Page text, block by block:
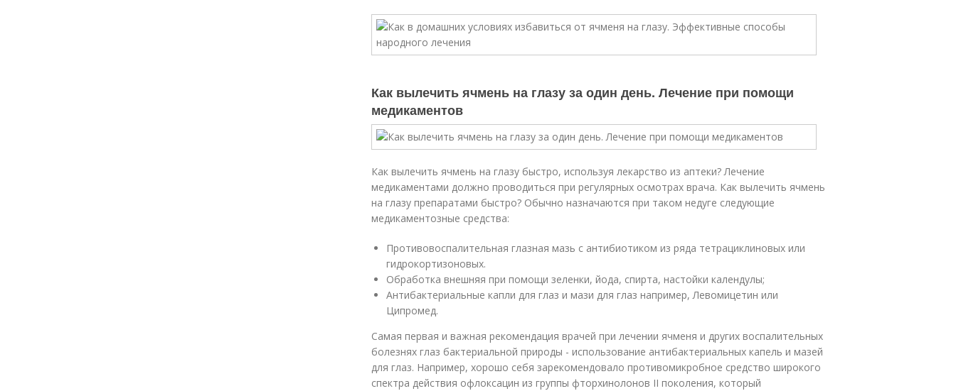
Как вылечить ячмень на глазу за один день. Лечение при помощи
медикаментов
Как вылечить ячмень на глазу быстро, используя лекарство из аптеки? Лечение
медикаментами должно проводиться при регулярных осмотрах врача. Как вылечить ячмень
на глазу препаратами быстро? Обычно назначаются при таком недуге следующие
медикаментозные средства:
Противовоспалительная глазная мазь с антибиотиком из ряда тетрациклиновых или
гидрокортизоновых.
Обработка внешняя при помощи зеленки, йода, спирта, настойки календулы;
Антибактериальные капли для глаз ­и мази­ для глаз например, Левомицетин или
Ципромед.
Самая первая и важная рекомендация врачей при лечении ячменя и других­ воспалительных
болезнях глаз бактериальной природы - использование­­ антибактериальных капель и мазей
для глаз. Например, хорошо себя зарекомендовало противомикробное средство широкого
спектра действия офлоксацин из группы фторхинолонов II поколения, который